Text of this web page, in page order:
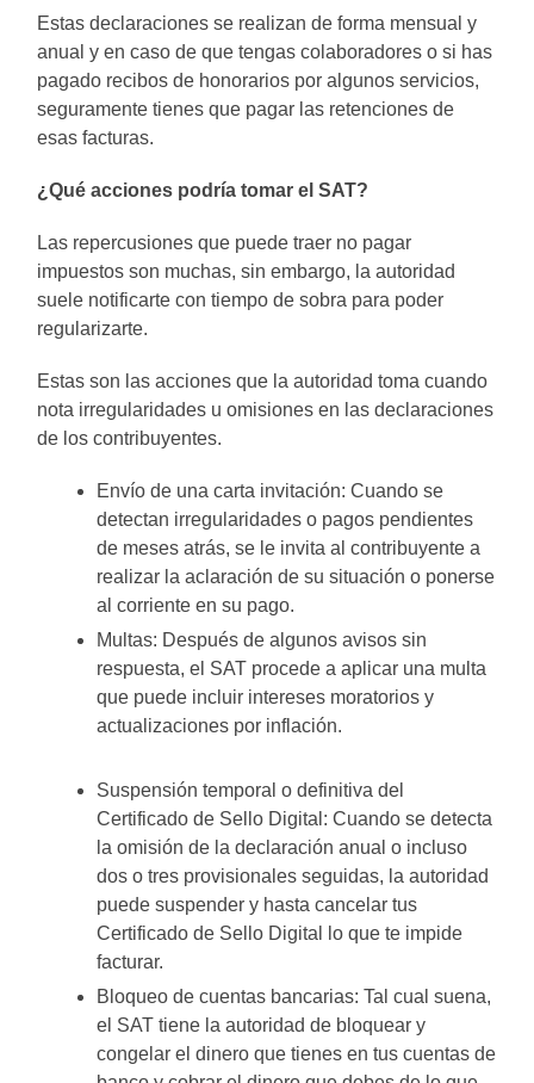
Estas declaraciones se realizan de forma mensual y
anual y en caso de que tengas colaboradores o si has
pagado recibos de honorarios por algunos servicios,
seguramente tienes que pagar las retenciones de
esas facturas.
¿Qué acciones podría tomar el SAT?
Las repercusiones que puede traer no pagar
impuestos son muchas, sin embargo, la autoridad
suele notificarte con tiempo de sobra para poder
regularizarte.
Estas son las acciones que la autoridad toma cuando
nota irregularidades u omisiones en las declaraciones
de los contribuyentes.
Envío de una carta invitación: Cuando se
detectan irregularidades o pagos pendientes
de meses atrás, se le invita al contribuyente a
realizar la aclaración de su situación o ponerse
al corriente en su pago.
Multas: Después de algunos avisos sin
respuesta, el SAT procede a aplicar una multa
que puede incluir intereses moratorios y
actualizaciones por inflación.
Suspensión temporal o definitiva del
Certificado de Sello Digital: Cuando se detecta
la omisión de la declaración anual o incluso
dos o tres provisionales seguidas, la autoridad
puede suspender y hasta cancelar tus
Certificado de Sello Digital lo que te impide
facturar.
Bloqueo de cuentas bancarias: Tal cual suena,
el SAT tiene la autoridad de bloquear y
congelar el dinero que tienes en tus cuentas de